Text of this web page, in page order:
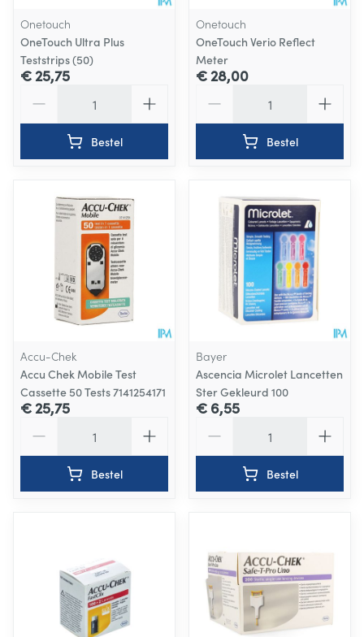
Onetouch
OneTouch Ultra Plus
Teststrips (50)
€ 25,75
Bestel
Onetouch
OneTouch Verio Reflect
Meter
€ 28,00
Bestel
Accu-Chek
Accu Chek Mobile Test
Cassette 50 Tests 7141254171
€ 25,75
Bestel
Bayer
Ascencia Microlet Lancetten
Ster Gekleurd 100
€ 6,55
Bestel